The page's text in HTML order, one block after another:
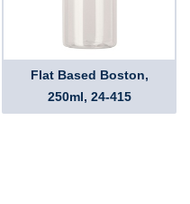
Flat Based Boston,
250ml, 24-415